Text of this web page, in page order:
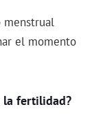
menstrual
el momento
la fertilidad?